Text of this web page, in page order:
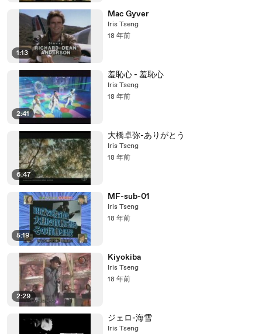
1:13
Mac Gyver
Iris Tseng
18 年前
2:41
羞恥心 - 羞恥心
Iris Tseng
18 年前
6:47
大橋卓弥-ありがとう
Iris Tseng
18 年前
5:19
MF-sub-01
Iris Tseng
18 年前
2:29
Kiyokiba
Iris Tseng
18 年前
ジェロ-海雪
Iris Tseng